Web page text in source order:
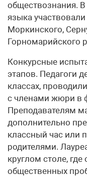
обществознания. В
языка
Моркинского,
Горномарийского
Конкурсные
этапов. Педагоги
классах,
с членами жюри в
Преподавателям
дополнительно
классный час или
родителями.
круглом столе,
общественных